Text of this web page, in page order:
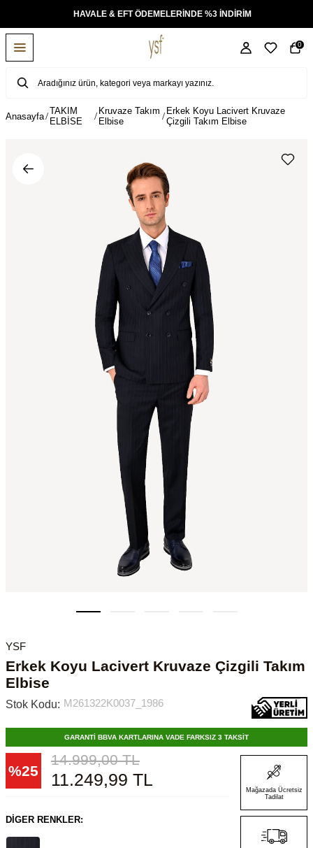
HAVALE & EFT ÖDEMELERİNDE %3 İNDİRİM
0
Anasayfa TAKIM
ELBİSE
Kruvaze Takım
Elbise
Erkek Koyu Lacivert Kruvaze
Çizgili Takım Elbise
YSF
Erkek Koyu Lacivert Kruvaze Çizgili Takım
Elbise
Stok Kodu: M261322K0037_1986
GARANTİ BBVA KARTLARINA VADE FARKSIZ 3 TAKSİT
%25
14.999,00TL
11.249,99 TL
DIGER RENKLER:
Mağazada Ücretsiz
Tadilat